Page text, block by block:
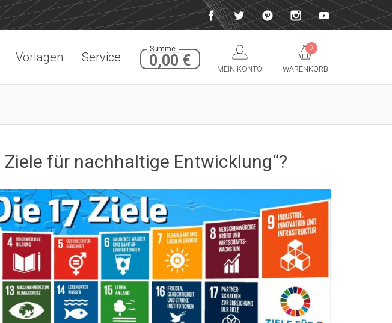
Vorlagen Service
Summe
0,00 € MEIN KONTO
0
WARENKORB
Ziele für nachhaltige Entwicklung“?